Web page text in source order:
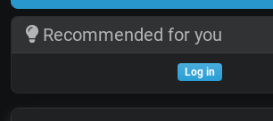
Recommended for you
Log in